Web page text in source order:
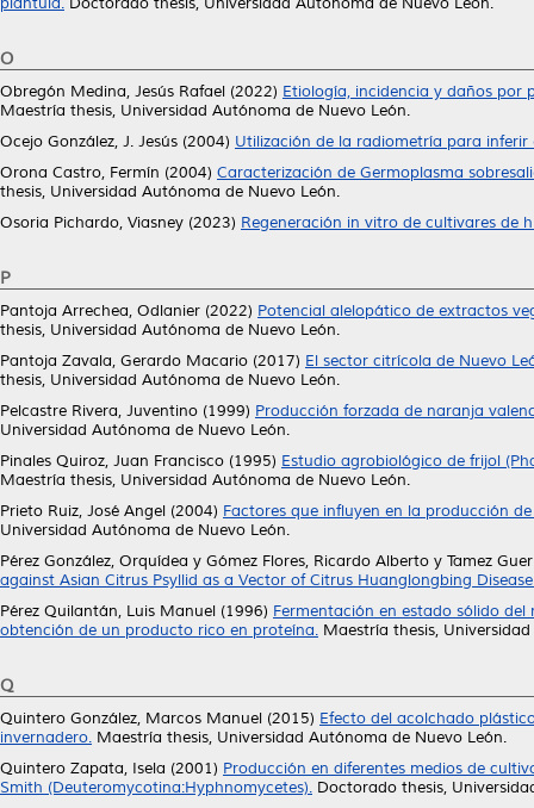
O
Obregón Medina, Jesús Rafael (2022) Etiología, incidencia y daños por
Maestría thesis, Universidad Autónoma de Nuevo León.
Ocejo González, J. Jesús (2004) Utilización de la radiometría para inferir
Orona Castro, Fermín (2004) Caracterización de Germoplasma
thesis, Universidad Autónoma de Nuevo León.
Osoria Pichardo, Viasney (2023) Regeneración in vitro de cultivares de
P
Pantoja Arrechea, Odlanier (2022) Potencial alelopático de extractos
thesis, Universidad Autónoma de Nuevo León.
Pantoja Zavala, Gerardo Macario (2017) El sector citrícola de Nuevo
thesis, Universidad Autónoma de Nuevo León.
Pelcastre Rivera, Juventino (1999) Producción forzada de naranja
Universidad Autónoma de Nuevo León.
Pinales Quiroz, Juan Francisco (1995) Estudio agrobiológico de frijol
Maestría thesis, Universidad Autónoma de Nuevo León.
Prieto Ruiz, José Angel (2004) Factores que influyen en la producción
Universidad Autónoma de Nuevo León.
Pérez González, Orquídea y Gómez Flores, Ricardo Alberto y Tamez
against Asian Citrus Psyllid as a Vector of Citrus Huanglongbing
Pérez Quilantán, Luis Manuel (1996) Fermentación en estado sólido
obtención de un producto rico en proteína. Maestría thesis,
Q
Quintero González, Marcos Manuel (2015) Efecto del acolchado
invernadero. Maestría thesis, Universidad Autónoma de Nuevo León.
Quintero Zapata, Isela (2001) Producción en diferentes medios de
Smith (Deuteromycotina:Hyphnomycetes). Doctorado thesis,